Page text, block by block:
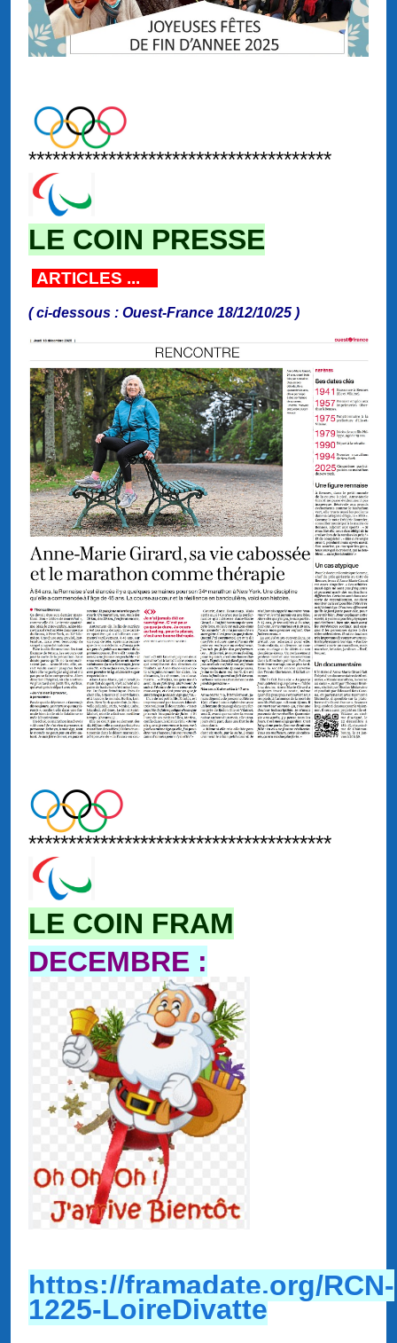
**************************************
LE COIN PRESSE
ARTICLES ...
( ci-dessous : Ouest-France 18/12/10/25 )
**************************************
LE COIN FRAM
DECEMBRE :
https://framadate.org/RCN-
1225-LoireDivatte